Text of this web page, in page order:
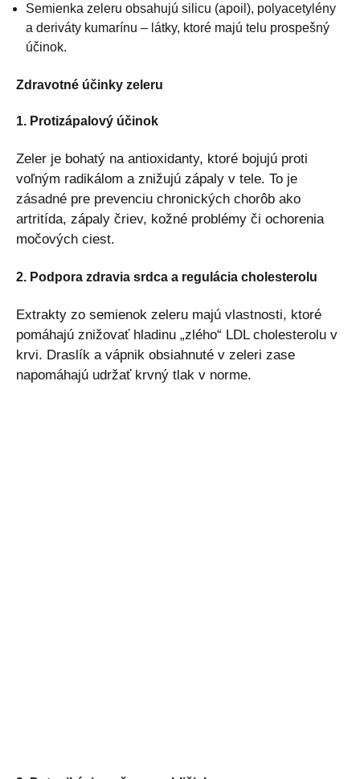
Semienka zeleru obsahujú silicu (apoil), polyacetylény
a deriváty kumarínu – látky, ktoré majú telu prospešný
účinok.
Zdravotné účinky zeleru
1. Protizápalový účinok
Zeler je bohatý na antioxidanty, ktoré bojujú proti
voľným radikálom a znižujú zápaly v tele. To je
zásadné pre prevenciu chronických chorôb ako
artritída, zápaly čriev, kožné problémy či ochorenia
močových ciest.
2. Podpora zdravia srdca a regulácia cholesterolu
Extrakty zo semienok zeleru majú vlastnosti, ktoré
pomáhajú znižovať hladinu „zlého“ LDL cholesterolu v
krvi. Draslík a vápnik obsiahnuté v zeleri zase
napomáhajú udržať krvný tlak v norme.